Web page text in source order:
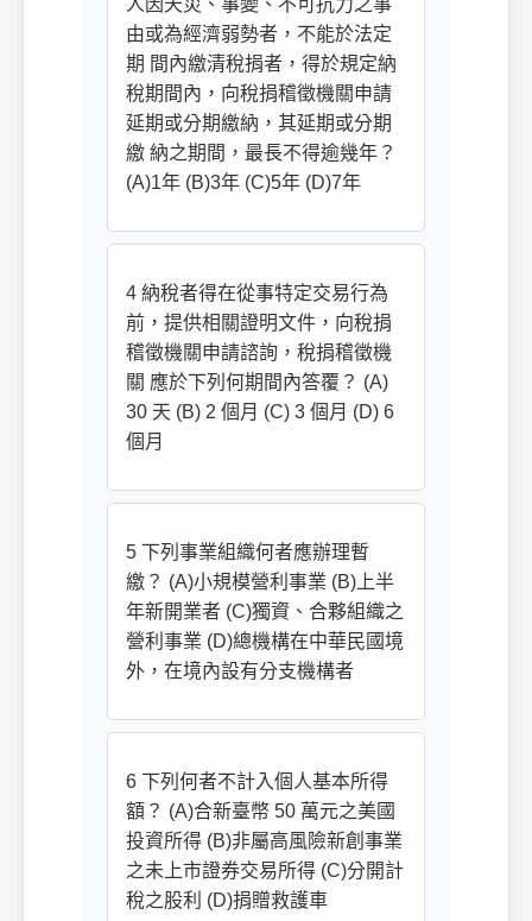
人因天災、事變、不可抗力之事
由或為經濟弱勢者，不能於法定
期 間內繳清稅捐者，得於規定納
稅期間內，向稅捐稽徵機關申請
延期或分期繳納，其延期或分期
繳 納之期間，最長不得逾幾年？
(A)1年 (B)3年 (C)5年 (D)7年
4 納稅者得在從事特定交易行為
前，提供相關證明文件，向稅捐
稽徵機關申請諮詢，稅捐稽徵機
關 應於下列何期間內答覆？ (A)
30 天 (B) 2 個月 (C) 3 個月 (D) 6
個月
5 下列事業組織何者應辦理暫
繳？ (A)小規模營利事業 (B)上半
年新開業者 (C)獨資、合夥組織之
營利事業 (D)總機構在中華民國境
外，在境內設有分支機構者
6 下列何者不計入個人基本所得
額？ (A)合新臺幣 50 萬元之美國
投資所得 (B)非屬高風險新創事業
之未上市證券交易所得 (C)分開計
稅之股利 (D)捐贈救護車